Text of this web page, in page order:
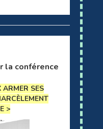
la conférence
ARMER SES
>